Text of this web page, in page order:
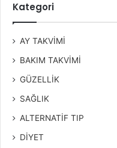
Kategori
AY TAKVİMİ
BAKIM TAKVİMİ
GÜZELLİK
SAĞLIK
ALTERNATİF TIP
DİYET